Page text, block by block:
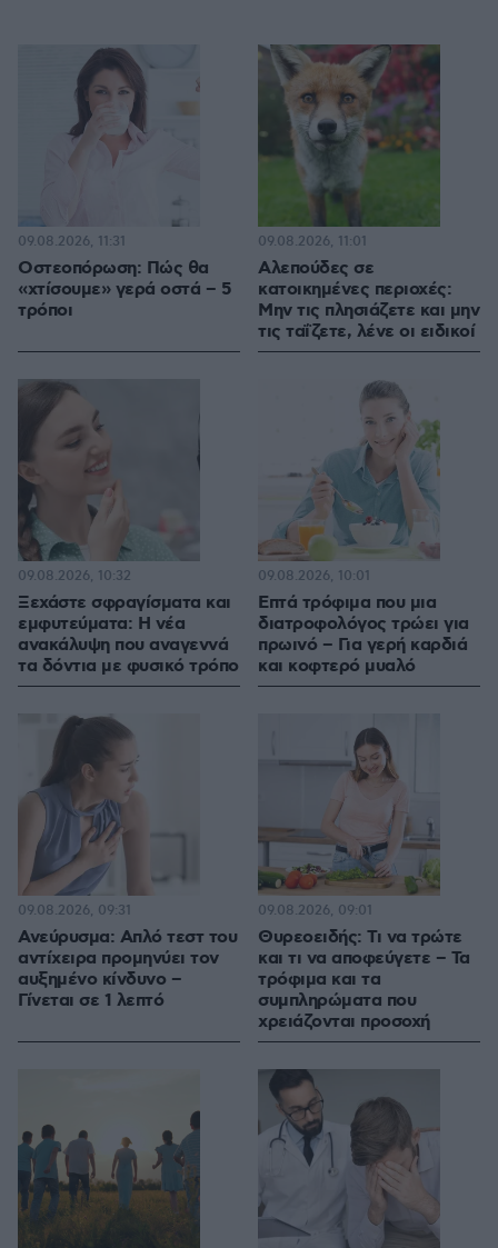
Οστεοπόρωση: Πώς θα
«χτίσουμε» γερά οστά – 5
τρόποι
09.08.2026, 11:31
Αλεπούδες σε
κατοικημένες περιοχές:
Μην τις πλησιάζετε και μην
τις ταΐζετε, λένε οι ειδικοί
09.08.2026, 11:01
Ξεχάστε σφραγίσματα και
εμφυτεύματα: Η νέα
ανακάλυψη που αναγεννά
τα δόντια με φυσικό τρόπο
09.08.2026, 10:32
Επτά τρόφιμα που μια
διατροφολόγος τρώει για
πρωινό – Για γερή καρδιά
και κοφτερό μυαλό
09.08.2026, 10:01
Ανεύρυσμα: Απλό τεστ του
αντίχειρα προμηνύει τον
αυξημένο κίνδυνο –
Γίνεται σε 1 λεπτό
09.08.2026, 09:31
Θυρεοειδής: Τι να τρώτε
και τι να αποφεύγετε – Τα
τρόφιμα και τα
συμπληρώματα που
χρειάζονται προσοχή
09.08.2026, 09:01